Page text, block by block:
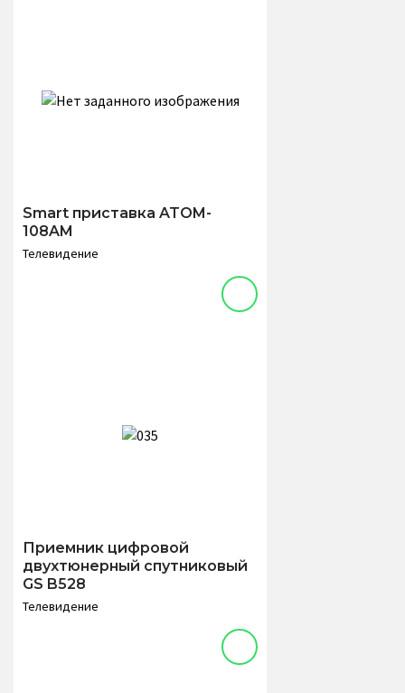
Smart приставка ATOM-
108AM
Телевидение
Приемник цифровой
двухтюнерный спутниковый
GS B528
Телевидение